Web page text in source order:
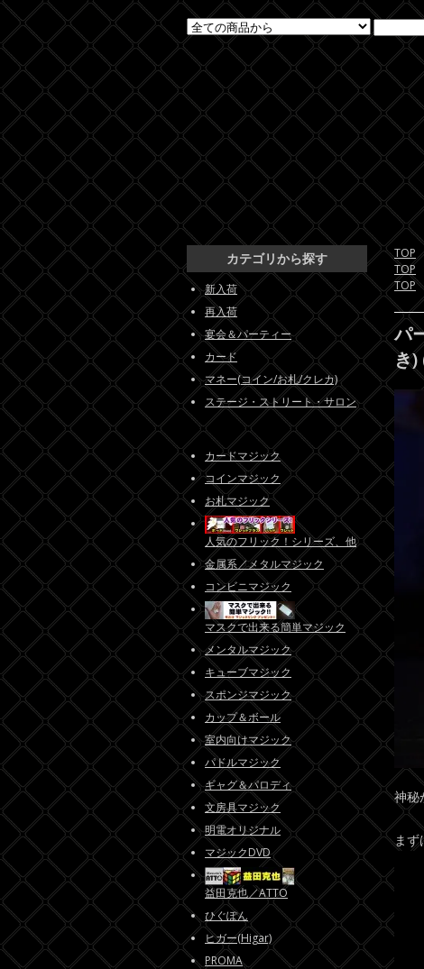
TOP
TOP
TOP
パ
き
神秘
まず
カテゴリから探す
新入荷
再入荷
宴会＆パーティー
カード
マネー(コイン/お札/クレカ)
ステージ・ストリート・サロン
カードマジック
コインマジック
お札マジック
人気のフリック！シリーズ、他
金属系／メタルマジック
コンビニマジック
マスクで出来る簡単マジック
メンタルマジック
キューブマジック
スポンジマジック
カップ＆ボール
室内向けマジック
パドルマジック
ギャグ＆パロディ
文房具マジック
明電オリジナル
マジックDVD
益田克也／ATTO
ひぐぽん
ヒガー(Higar)
PROMA